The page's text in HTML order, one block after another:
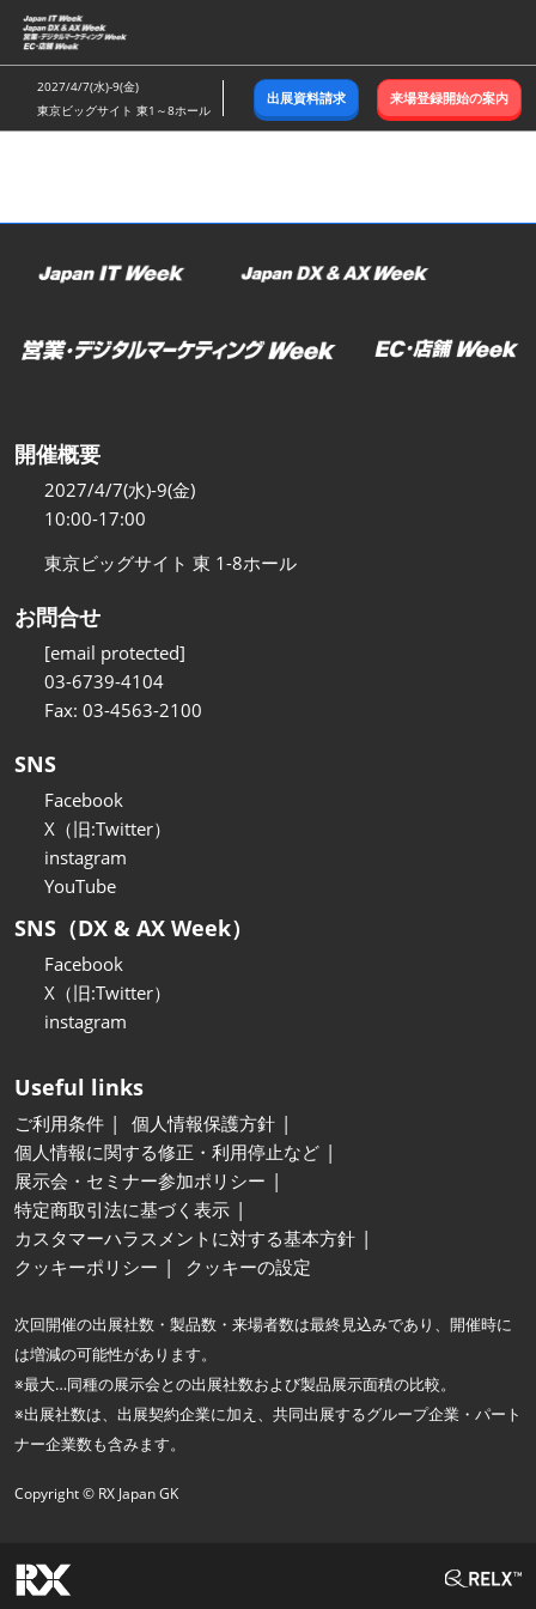
ス
キ
ッ
し
む
2027/4/7(水)-9(金)
東京ビッグサイト 東1～8ホール
出展資料請求 来場登録開始の案内
開催概要
2027/4/7(水)-9(金)
10:00-17:00
東京ビッグサイト 東 1-8ホール
お問合せ
[email protected]
03-6739-4104
Fax: 03-4563-2100
SNS
Facebook
X（旧:Twitter）
instagram
YouTube
SNS（DX & AX Week）
Facebook
X（旧:Twitter）
instagram
Useful links
ご利用条件
個人情報保護方針
個人情報に関する修正・利用停止など
展示会・セミナー参加ポリシー
特定商取引法に基づく表示
カスタマーハラスメントに対する基本方針
クッキーポリシー
クッキーの設定
次回開催の出展社数・製品数・来場者数は最終見込みであり、開催時に
は増減の可能性があります。
※最大…同種の展示会との出展社数および製品展示面積の比較。
※出展社数は、出展契約企業に加え、共同出展するグループ企業・パート
ナー企業数も含みます。
Copyright © RX Japan GK